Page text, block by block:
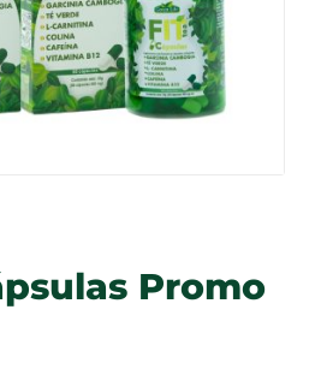
Promo